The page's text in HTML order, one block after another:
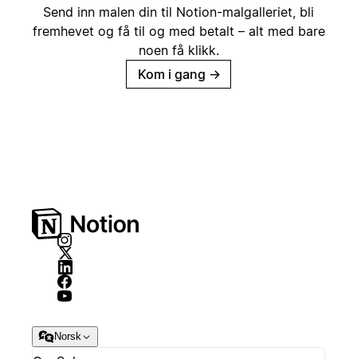
Send inn malen din til Notion-malgalleriet, bli
fremhevet og få til og med betalt – alt med bare
noen få klikk.
Kom i gang →
Norsk